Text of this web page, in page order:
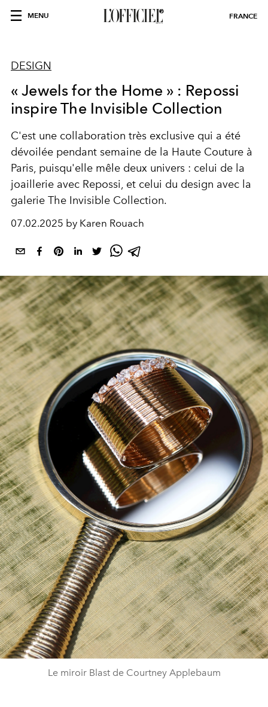
MENU FRANCE
DESIGN
« Jewels for the Home » : Repossi
inspire The Invisible Collection
C'est une collaboration très exclusive qui a été
dévoilée pendant semaine de la Haute Couture à
Paris, puisqu'elle mêle deux univers : celui de la
joaillerie avec Repossi, et celui du design avec la
galerie The Invisible Collection.
07.02.2025 by Karen Rouach
Le miroir Blast de Courtney Applebaum